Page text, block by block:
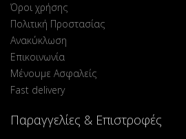
Όροι χρήσης
Πολιτική Προστασίας
Ανακύκλωση
Επικοινωνία
Μένουμε Ασφαλείς
Fast delivery
Παραγγελίες & Επιστροφές